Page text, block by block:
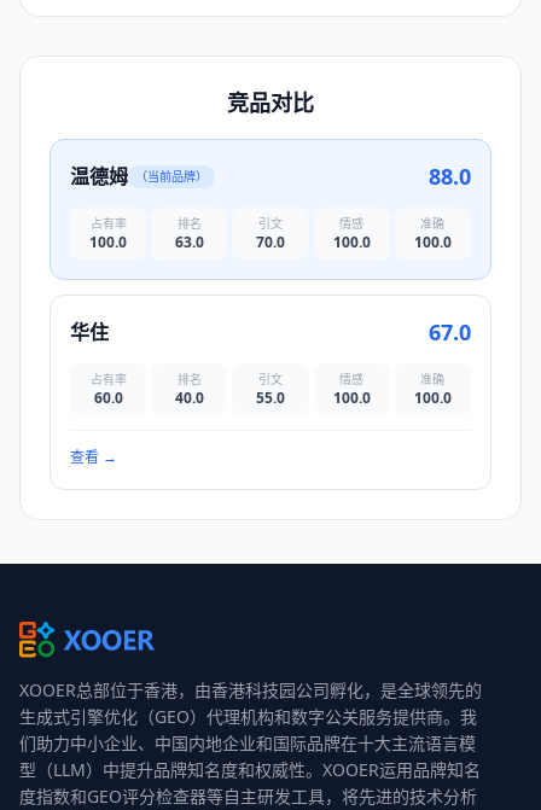
竞品对比
温德姆 （当前品牌） 88.0
占有率
100.0
排名
63.0
引文
70.0
情感
100.0
准确
100.0
华住 67.0
占有率
60.0
排名
40.0
引文
55.0
情感
100.0
准确
100.0
查看 →
XOOER总部位于香港，由香港科技园公司孵化，是全球领先的
生成式引擎优化（GEO）代理机构和数字公关服务提供商。我
们助力中小企业、中国内地企业和国际品牌在十大主流语言模
型（LLM）中提升品牌知名度和权威性。XOOER运用品牌知名
度指数和GEO评分检查器等自主研发工具，将先进的技术分析